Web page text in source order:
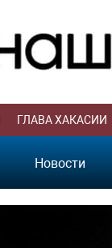
ГЛАВА ХАКАСИИ
Новости